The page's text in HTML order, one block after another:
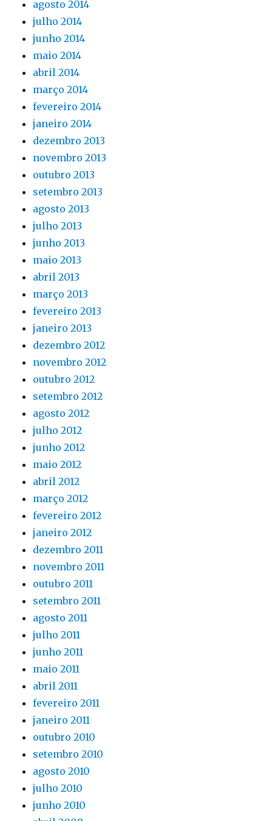
agosto 2014
julho 2014
junho 2014
maio 2014
abril 2014
março 2014
fevereiro 2014
janeiro 2014
dezembro 2013
novembro 2013
outubro 2013
setembro 2013
agosto 2013
julho 2013
junho 2013
maio 2013
abril 2013
março 2013
fevereiro 2013
janeiro 2013
dezembro 2012
novembro 2012
outubro 2012
setembro 2012
agosto 2012
julho 2012
junho 2012
maio 2012
abril 2012
março 2012
fevereiro 2012
janeiro 2012
dezembro 2011
novembro 2011
outubro 2011
setembro 2011
agosto 2011
julho 2011
junho 2011
maio 2011
abril 2011
fevereiro 2011
janeiro 2011
outubro 2010
setembro 2010
agosto 2010
julho 2010
junho 2010